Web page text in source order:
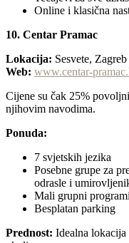
Online i klasična
10. Centar Pramac
Lokacija: Sesvete, Zagreb
Web: www.centar-
Cijene su čak 25%
njihovim navodima.
Ponuda:
7 svjetskih jezika
Posebne grupe za
odrasle i
Mali grupni programi
Besplatan parking
Prednost: Idealna lokacija